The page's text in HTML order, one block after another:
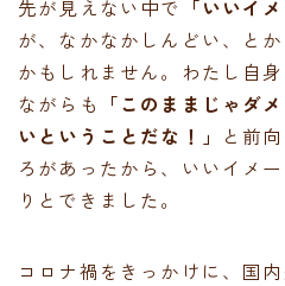
先が見えない中で 「いいイ
が、なかなかしんどい、と
かもしれません。わたし自
ながらも
「このままじゃダ
いということだな！」
と前
ろがあったから、いいイメ
りとできました。
コロナ禍をきっかけに、国